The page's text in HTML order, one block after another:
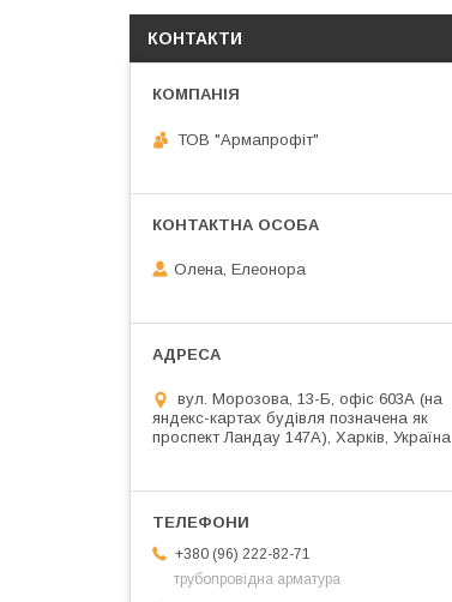
КОНТАКТИ
ТОВ "Армапрофіт"
Олена, Елеонора
вул. Морозова, 13-Б, офіс 603А (на
яндекс-картах будівля позначена як
проспект Ландау 147А), Харків, Україна
+380 (96) 222-82-71
трубопровідна арматура